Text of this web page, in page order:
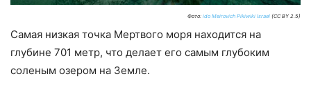
Фото: ido Meirovich Pikiwiki Israel (CC BY 2.5)
Самая низкая точка Мертвого моря находится на
глубине 701 метр, что делает его самым глубоким
соленым озером на Земле.